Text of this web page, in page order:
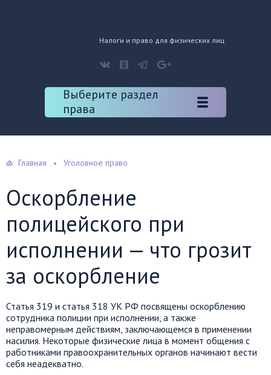
Налоги и право для физических лиц
Выберите раздел
права
Главная Уголовное право
Оскорбление
полицейского при
исполнении — что грозит
за оскорбление
Статья 319 и статья 318 УК РФ посвящены оскорблению
сотрудника полиции при исполнении, а также
неправомерным действиям, заключающемся в применении
насилия. Некоторые физические лица в момент общения с
работниками правоохранительных органов начинают вести
себя неадекватно.